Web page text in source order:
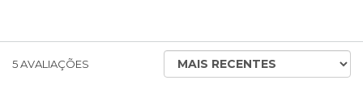
5AVALIAÇÕES
ORDENAR
AVALIAÇÕES